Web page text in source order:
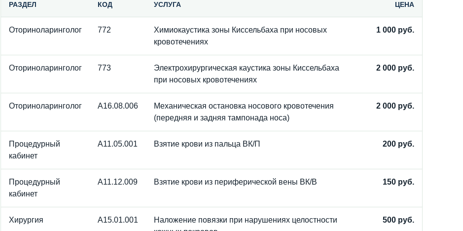
РАЗДЕЛ КОД УСЛУГА ЦЕНА
Оториноларинголог 772
Химиокаустика зоны Киссельбаха при носовых
кровотечениях
1 000 руб.
Оториноларинголог 773
Электрохирургическая каустика зоны Киссельбаха
при носовых кровотечениях
2 000 руб.
Оториноларинголог A16.08.006
Механическая остановка носового кровотечения
(передняя и задняя тампонада носа)
2 000 руб.
Процедурный
кабинет
A11.05.001 Взятие крови из пальца ВК/П 200 руб.
Процедурный
кабинет
A11.12.009 Взятие крови из периферической вены ВК/В 150 руб.
Хирургия A15.01.001
Наложение повязки при нарушениях целостности
500 руб.